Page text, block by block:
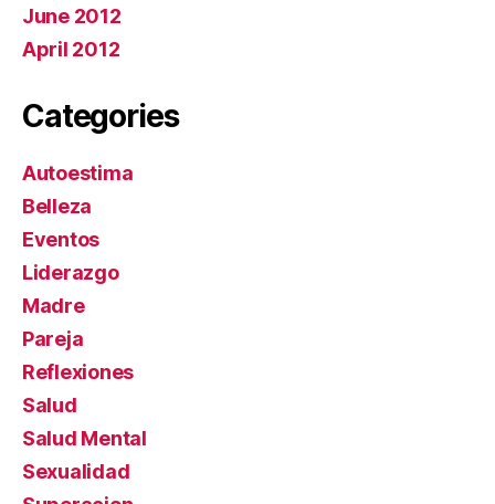
June 2012
April 2012
Categories
Autoestima
Belleza
Eventos
Liderazgo
Madre
Pareja
Reflexiones
Salud
Salud Mental
Sexualidad